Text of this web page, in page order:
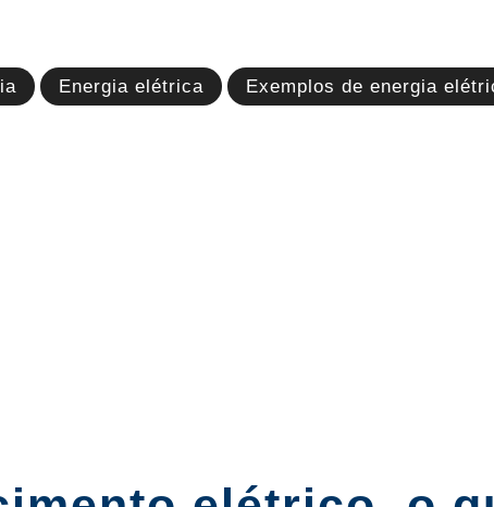
Energia elétrica Exemplos de energia